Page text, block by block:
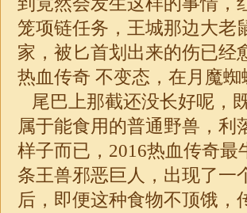
笼项链任务，王城那边大老
家，被匕首划出来的伤已经
热血传奇 不变态，在月魔
尾巴上那截还没长好呢，
属于能食用的普通野兽，利
样子而已，2016热血传奇
条王兽邪恶巨人，出现了
后，即便这种食物不顶饿，